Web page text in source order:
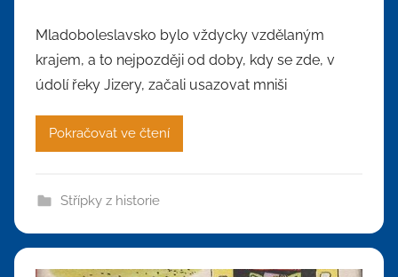
Mladoboleslavsko bylo vždycky vzdělaným
krajem, a to nejpozději od doby, kdy se zde, v
údolí řeky Jizery, začali usazovat mniši
Pokračovat ve čtení
Střípky z historie